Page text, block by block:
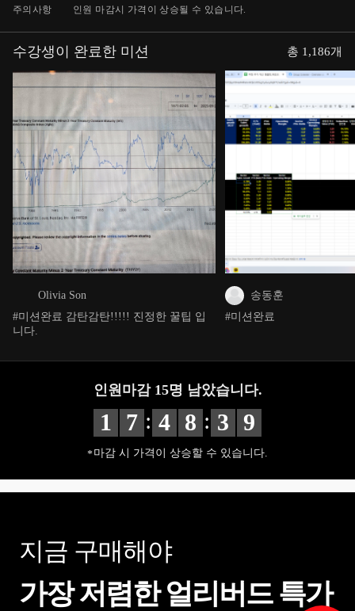
주의사항
인원 마감시 가격이 상승될 수 있습니다.
수강생이 완료한 미션 총 1,186개
Olivia Son
#미션완료 감탄감탄!!!!! 진정한 꿀팁 입
니다.
송동훈
#미션완료
인원마감 15명 남았습니다.
1 7 : 4 8 : 3 7
마감 시 가격이 상승할 수 있습니다.
지금 구매해야
가장 저렴한 얼리버드 특가